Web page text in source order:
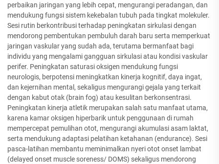
perbaikan jaringan yang lebih cepat, mengurangi peradangan, dan
mendukung fungsi sistem kekebalan tubuh pada tingkat molekuler.
Sesi rutin berkontribusi terhadap peningkatan sirkulasi dengan
mendorong pembentukan pembuluh darah baru serta memperkuat
jaringan vaskular yang sudah ada, terutama bermanfaat bagi
individu yang mengalami gangguan sirkulasi atau kondisi vaskular
perifer. Peningkatan saturasi oksigen mendukung fungsi
neurologis, berpotensi meningkatkan kinerja kognitif, daya ingat,
dan kejernihan mental, sekaligus mengurangi gejala yang terkait
dengan kabut otak (brain fog) atau kesulitan berkonsentrasi.
Peningkatan kinerja atletik merupakan salah satu manfaat utama,
karena kamar oksigen hiperbarik untuk penggunaan di rumah
mempercepat pemulihan otot, mengurangi akumulasi asam laktat,
serta mendukung adaptasi pelatihan ketahanan (endurance). Sesi
pasca-latihan membantu meminimalkan nyeri otot onset lambat
(delayed onset muscle soreness/ DOMS) sekaligus mendorong